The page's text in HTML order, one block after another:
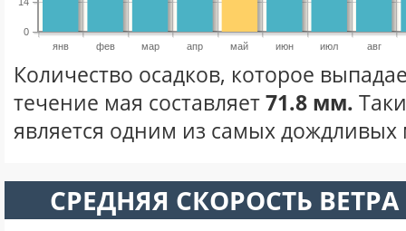
янв фев мар апр май июн июл авг
0
Количество осадков, которое
течение мая составляет71.8 мм.
является одним из самых дождливых
СРЕДНЯЯ СКОРОСТЬ